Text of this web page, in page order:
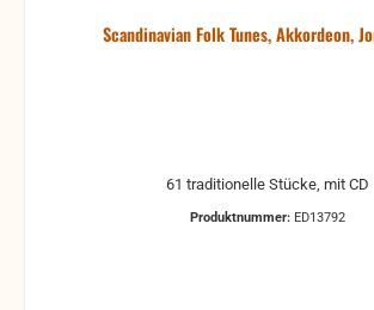
Scandinavian Folk Tunes, Akkordeon,
61 traditionelle Stücke, mit CD
Produktnummer: ED13792